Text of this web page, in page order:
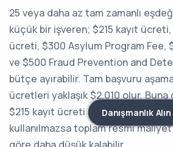
Danışmanlık Alın
25 veya daha az tam zamanlı
küçük bir işveren; $215 kayıt
ücreti, $300 Asylum Program Fee,
ve $500 Fraud Prevention and
bütçe ayırabilir. Tam başvuru
ücretleri yaklaşık $2,010 olur.
$215 kayıt ücreti eklenir. Premium
kullanılmazsa toplam resmi